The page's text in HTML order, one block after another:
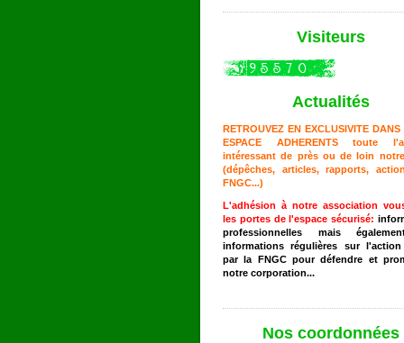
Visiteurs
Actualités
RETROUVEZ EN EXCLUSIVITE DANS
ESPACE ADHERENTS toute
intéressant de près ou de loin
(dépêches, articles, rapports,
FNGC...)
L'adhésion à notre association
les portes de l'espace sécurisé:
professionnelles mais
informations régulières sur l'action
par la FNGC pour défendre et
notre corporation...
Nos coordonnées